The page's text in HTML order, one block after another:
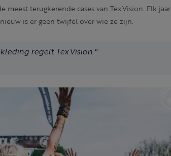
terugkerende cases van Tex.Vision. Elk jaar
is er geen twijfel over wie ze zijn.
regelt Tex.Vision."